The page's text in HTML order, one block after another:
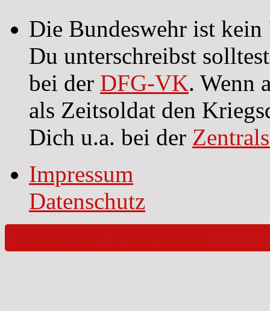
Die Bundeswehr ist
Du unterschreibst
bei der DFG-VK. Wenn
als Zeitsoldat den
Dich u.a. bei der
Impressum
Datenschutz